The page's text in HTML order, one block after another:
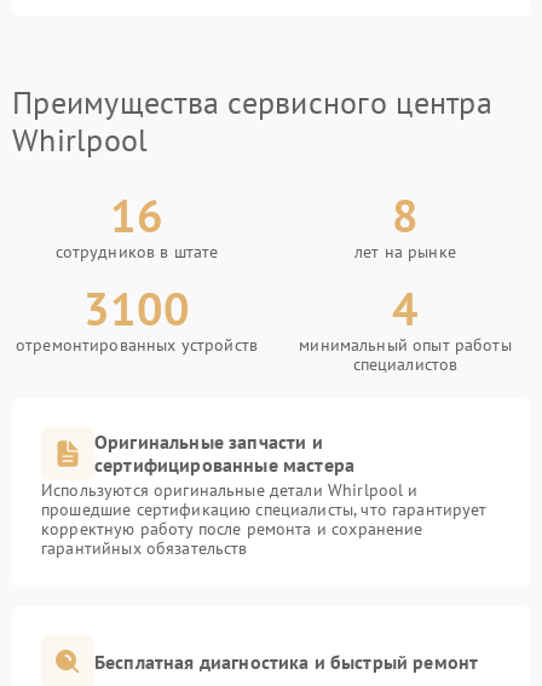
Преимущества сервисного центра
Whirlpool
16
сотрудников в штате
8
лет на рынке
3100
отремонтированных устройств
4
минимальный опыт работы
специалистов
Оригинальные запчасти и
сертифицированные мастера
Используются оригинальные детали Whirlpool и
прошедшие сертификацию специалисты, что гарантирует
корректную работу после ремонта и сохранение
гарантийных обязательств
Бесплатная диагностика и быстрый ремонт